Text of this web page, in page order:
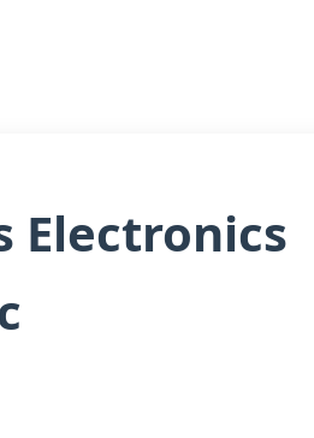
Electronics